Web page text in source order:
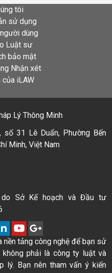
tôi
sử dụng
dùng
Luật sư
bảo mật
Nhận xét
iLAW
Lý Thông Minh
số 31 Lê Duẩn, Phường Bến
Minh, Việt Nam
do Sở Kế hoạch và Đầu tư
nền tảng công nghệ để bạn sử
phải là công ty luật và
lý. Bạn nên tham vấn ý kiến